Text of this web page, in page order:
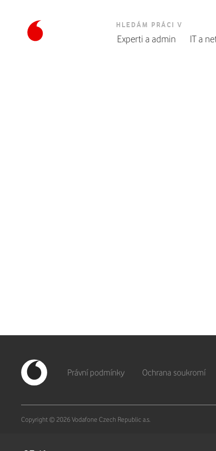
HLEDÁM PRÁCI V
Experti a admin IT a
Právní podmínky Ochrana soukromí
Copyright © 2026 Vodafone Czech Republic a.s.